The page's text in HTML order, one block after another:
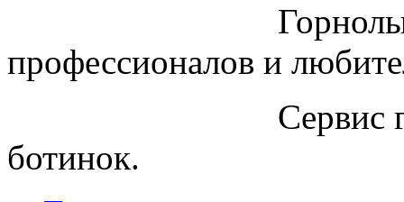
профессионалов и
Сервис
ботинок.